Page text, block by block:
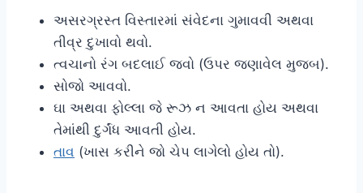
અસરગ્રસ્ત વિસ્તારમાં સંવેદના ગુમાવવી અથવા
તીવ્ર દુખાવો થવો.
ત્વચાનો રંગ બદલાઈ જવો (ઉપર જણાવેલ મુજબ).
સોજો આવવો.
ઘા અથવા ફોલ્લા જે રૂઝ ન આવતા હોય અથવા
તેમાંથી દુર્ગંધ આવતી હોય.
તાવ (ખાસ કરીને જો ચેપ લાગેલો હોય તો).